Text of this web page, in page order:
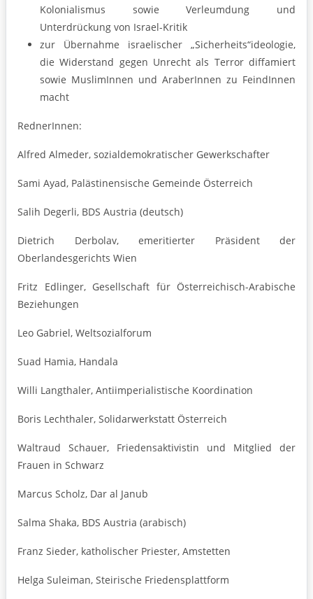
Kolonialismus sowie Verleumdung und
Unterdrückung von Israel-Kritik
zur Übernahme israelischer „Sicherheits“ideologie,
die Widerstand gegen Unrecht als Terror diffamiert
sowie MuslimInnen und AraberInnen zu FeindInnen
macht
RednerInnen:
Alfred Almeder, sozialdemokratischer Gewerkschafter
Sami Ayad, Palästinensische Gemeinde Österreich
Salih Degerli, BDS Austria (deutsch)
Dietrich Derbolav, emeritierter Präsident der
Oberlandesgerichts Wien
Fritz Edlinger, Gesellschaft für Österreichisch-Arabische
Beziehungen
Leo Gabriel, Weltsozialforum
Suad Hamia, Handala
Willi Langthaler, Antiimperialistische Koordination
Boris Lechthaler, Solidarwerkstatt Österreich
Waltraud Schauer, Friedensaktivistin und Mitglied der
Frauen in Schwarz
Marcus Scholz, Dar al Janub
Salma Shaka, BDS Austria (arabisch)
Franz Sieder, katholischer Priester, Amstetten
Helga Suleiman, Steirische Friedensplattform